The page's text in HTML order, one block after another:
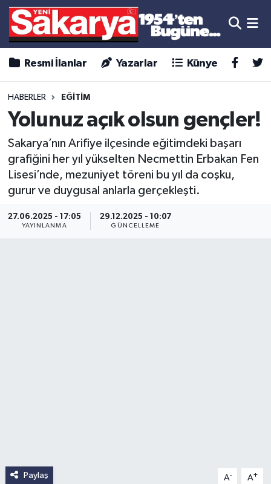
Resmi İlanlar Yazarlar Künye
HABERLER EĞİTİM
Yolunuz açık olsun gençler!
Sakarya’nın Arifiye ilçesinde eğitimdeki başarı
grafiğini her yıl yükselten Necmettin Erbakan Fen
Lisesi’nde, mezuniyet töreni bu yıl da coşku,
gurur ve duygusal anlarla gerçekleşti.
27.06.2025 - 17:05
YAYINLANMA
29.12.2025 - 10:07
GÜNCELLEME
Paylaş A- A+